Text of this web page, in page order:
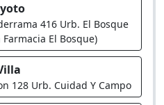
416 Urb. El Bosque
Farmacia El Bosque)
128 Urb. Cuidad Y Campo